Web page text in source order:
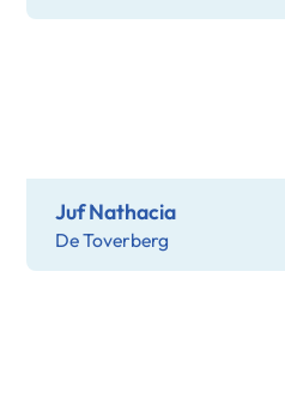
Juf Nathacia
De Toverberg